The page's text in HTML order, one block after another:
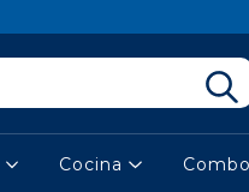
Cocina